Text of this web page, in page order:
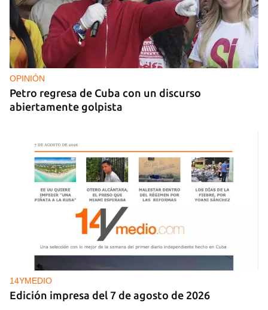
OPINIÓN
Petro regresa de Cuba con un discurso
abiertamente golpista
14YMEDIO
Edición impresa del 7 de agosto de 2026